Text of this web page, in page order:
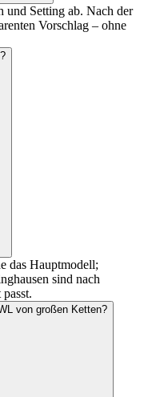
und Setting ab. Nach der
Vorschlag – ohne
das Hauptmodell;
sind nach
von großen Ketten?